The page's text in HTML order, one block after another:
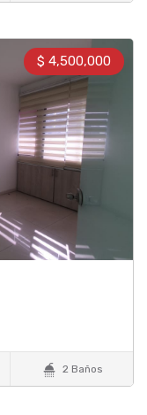
$ 4,500,000
 2 Baños